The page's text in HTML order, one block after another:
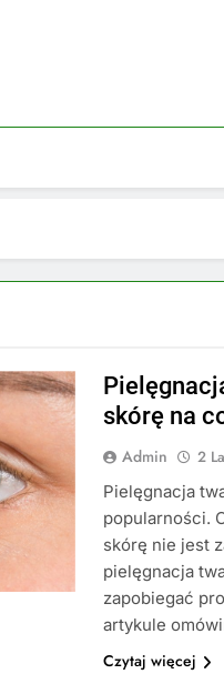
skórę na
Admin 2
Pielęgnacja
popularności.
skórę nie jest
pielęgnacja
zapobiegać
artykule
Czytaj więcej